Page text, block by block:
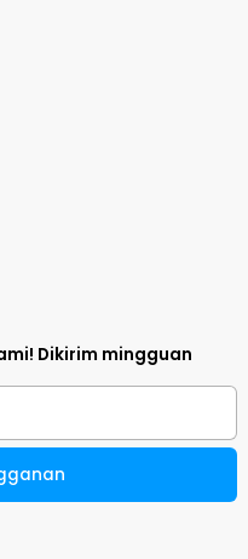
Dikirim mingguan